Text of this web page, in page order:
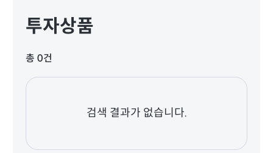
투자상품
총 0건
검색 결과가 없습니다.